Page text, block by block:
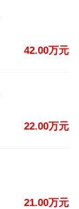
42.00万元
22.00万元
21.00万元